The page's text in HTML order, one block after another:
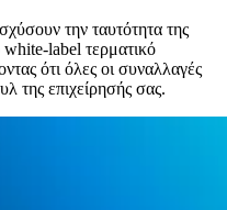
την ταυτότητα της
white-label τερματικό
ότι όλες οι συναλλαγές
της επιχείρησής σας.